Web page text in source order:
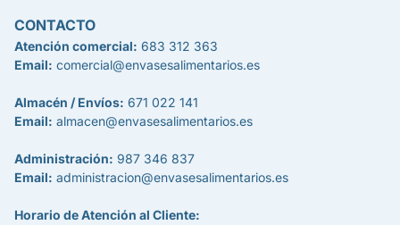
CONTACTO
Atención comercial: 683 312 363
Email: comercial@envasesalimentarios.es
Almacén / Envíos: 671 022 141
Email: almacen@envasesalimentarios.es
Administración: 987 346 837
Email: administracion@envasesalimentarios.es
Horario de Atención al Cliente: